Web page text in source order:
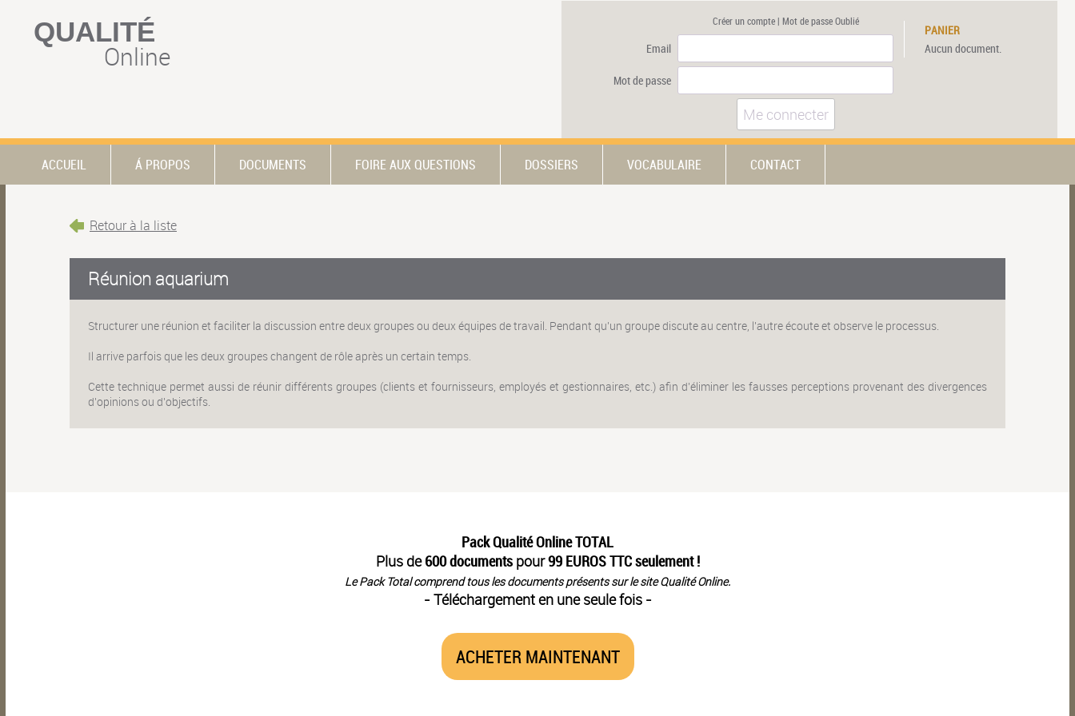
QUALITÉ
Online
Créer un compte| Mot de passe Oublié
Email
Mot de passe
Me connecter
PANIER
Aucun document.
ACCUEIL Á PROPOS DOCUMENTS FOIRE AUX QUESTIONS DOSSIERS VOCABULAIRE CONTACT
Retour à la liste
Réunion aquarium
Structurer une réunion et faciliter la discussion entre deux groupes ou deux équipes de travail. Pendant qu'un groupe discute au centre, l'autre écoute et observe le processus.
Il arrive parfois que les deux groupes changent de rôle après un certain temps.
Cette technique permet aussi de réunir différents groupes (clients et fournisseurs, employés et gestionnaires, etc.) afin d'éliminer les fausses perceptions provenant des divergences
d'opinions ou d'objectifs.
Pack Qualité Online TOTAL
Plus de600 documentspour99 EUROS TTC seulement !
Le Pack Total comprend tous les documents présents sur le site Qualité Online.
- Téléchargement en une seule fois -
ACHETER MAINTENANT